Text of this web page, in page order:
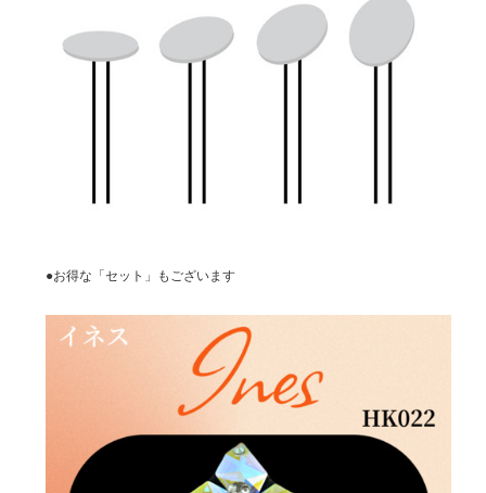
●お得な「セット」もございます